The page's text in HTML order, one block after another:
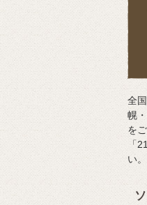
全
幌
を
「
い